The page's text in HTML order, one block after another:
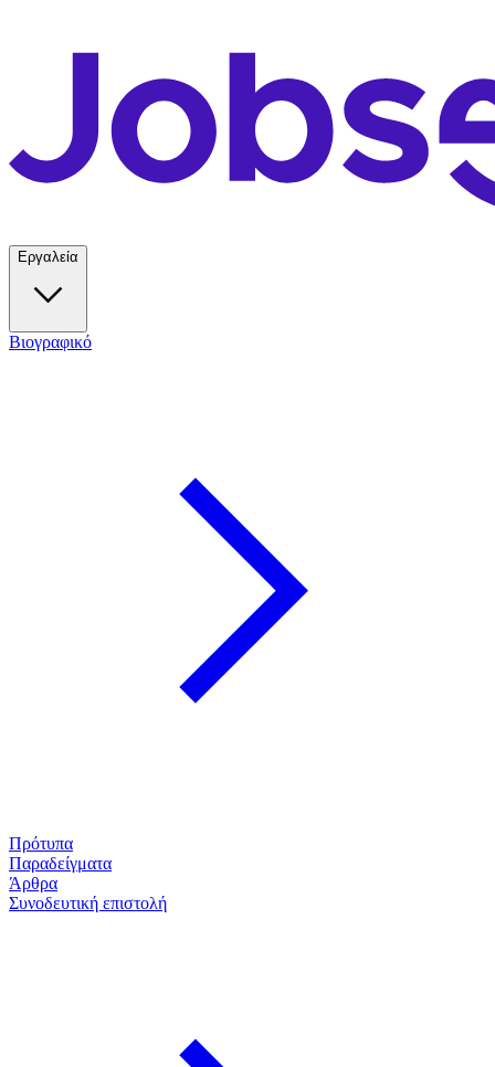
Εργαλεία
Βιογραφικό
Πρότυπα
Παραδείγματα
Άρθρα
Συνοδευτική επιστολή